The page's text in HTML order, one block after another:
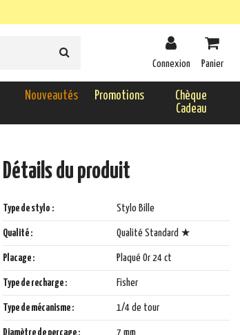
Connexion Panier
Nouveautés Promotions
Chèque
Cadeau
Détails du produit
Type de stylo : Stylo Bille
Qualité : Qualité Standard ★
Placage : Plaqué Or 24 ct
Type de recharge : Fisher
Type de mécanisme : 1/4 de tour
Diamètre de perçage : 7 mm